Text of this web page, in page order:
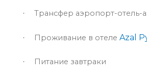
· Трансфер аэропорт-отель-
· Проживание в отеле Azal
· Питание завтраки